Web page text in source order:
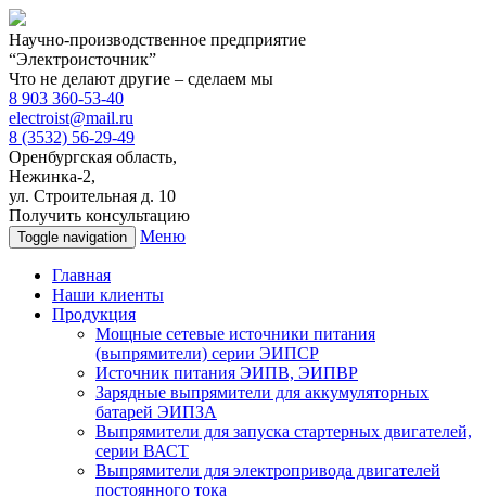
Научно-производственное предприятие
“Электроисточник”
Что не делают другие – сделаем мы
8 903 360-53-40
electroist@mail.ru
8 (3532) 56-29-49
Оренбургская область,
Нежинка-2,
ул. Строительная д. 10
Получить консультацию
Toggle navigation Меню
Главная
Наши клиенты
Продукция
Мощные сетевые источники питания
(выпрямители) серии ЭИПСР
Источник питания ЭИПВ, ЭИПВР
Зарядные выпрямители для аккумуляторных
батарей ЭИПЗА
Выпрямители для запуска стартерных двигателей,
серии ВАСТ
Выпрямители для электропривода двигателей
постоянного тока